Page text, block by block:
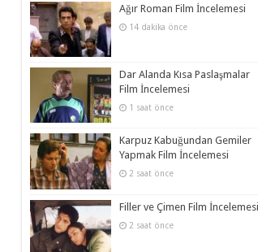
Ağır Roman Film İncelemesi
14 dakika önce
Dar Alanda Kısa Paslaşmalar
Film İncelemesi
1 saat önce
Karpuz Kabuğundan Gemiler
Yapmak Film İncelemesi
2 saat önce
Filler ve Çimen Film İncelemesi
2 saat önce